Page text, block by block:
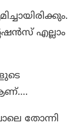
എല്ലാം
തോന്നി